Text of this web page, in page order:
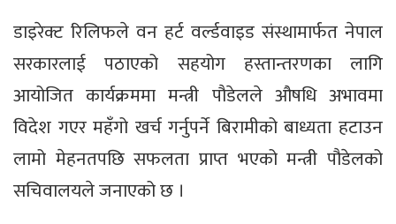
डाइरेक्ट रिलिफले वन हर्ट वर्ल्डवाइड संस्थामार्फत नेपाल
सरकारलाई पठाएको सहयोग हस्तान्तरणका लागि
आयोजित कार्यक्रममा मन्त्री पौडेलले औषधि अभावमा
विदेश गएर महँगो खर्च गर्नुपर्ने बिरामीको बाध्यता हटाउन
लामो मेहनतपछि सफलता प्राप्त भएको मन्त्री पौडेलको
सचिवालयले जनाएको छ ।